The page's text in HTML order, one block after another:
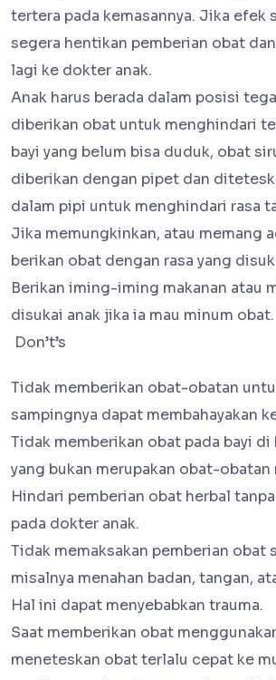
tertera pada kemasannya. Jika efek
segera hentikan pemberian obat
lagi ke dokter anak.
Anak harus berada dalam posisi
diberikan obat untuk menghindari
bayi yang belum bisa duduk, obat
diberikan dengan pipet dan
dalam pipi untuk menghindari rasa
Jika memungkinkan, atau memang
berikan obat dengan rasa yang
Berikan iming-iming makanan atau
disukai anak jika ia mau minum obat.
Don’t’s
Tidak memberikan obat-obatan
sampingnya dapat membahayakan
Tidak memberikan obat pada bayi di
yang bukan merupakan obat-obatan
Hindari pemberian obat herbal
pada dokter anak.
Tidak memaksakan pemberian obat
misalnya menahan badan, tangan,
Hal ini dapat menyebabkan trauma.
Saat memberikan obat
meneteskan obat terlalu cepat ke